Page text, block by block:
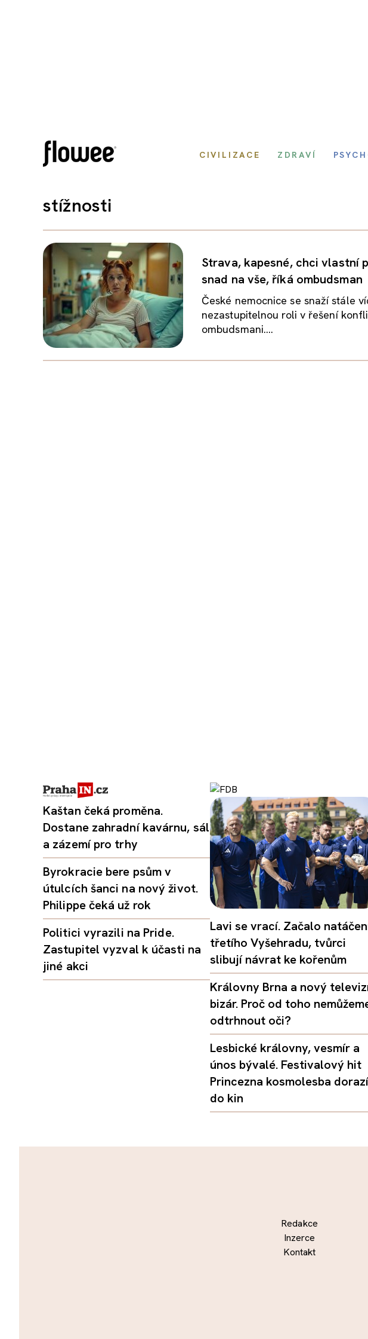
CIVILIZACE ZDRAVÍ
stížnosti
Strava, kapesné, chci vlastní
snad na vše, říká ombudsman
České nemocnice se snaží stále
nezastupitelnou roli v řešení
ombudsmani....
Kaštan čeká proměna.
Dostane zahradní kavárnu, sál
a zázemí pro trhy
Byrokracie bere psům v
útulcích šanci na nový život.
Philippe čeká už rok
Politici vyrazili na Pride.
Zastupitel vyzval k účasti na
jiné akci
Lavi se vrací. Začalo
třetího Vyšehradu, tvůrci
slibují návrat ke kořenům
Královny Brna a nový
bizár. Proč od toho
odtrhnout oči?
Lesbické královny, vesmír a
únos bývalé. Festivalový hit
Princezna kosmolesba dorazí
do kin
Redakce
Inzerce
Kontakt